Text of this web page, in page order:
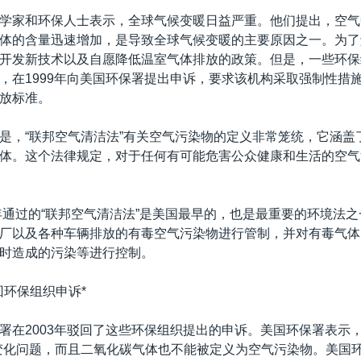
家和环保人士表示，全球气候变暖日益严重。他们提出，空
的含量迅速增加，是导致全球气候变暖的主要原因之一。为
发新技术以及自愿降低温室气体排放的政策。但是，一些环
在1999年向美国环保署提出申诉，要求该机构采取强制性措
标准。
，“联邦空气清洁法”有关空气污染物的定义非常笼统，它涵盖
。这个法律规定，对于任何有可能危害公众健康和生活的空
过的“联邦空气清洁法”是美国最早的，也是最重要的环境法
以及各种车辆排放的有毒空气污染物进行管制，并对有毒气
造成的污染等进行控制。
环保组织申诉*
在2003年驳回了这些环保组织提出的申诉。美国环保署表示
化问题，而且二氧化碳气体也不能被定义为空气污染物。美国